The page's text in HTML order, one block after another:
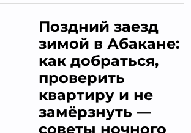
Поздний заезд
зимой в Абакане:
как добраться,
проверить
квартиру и не
замёрзнуть —
советы ночного